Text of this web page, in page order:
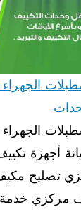
أجهزة
تصليح
مركزي